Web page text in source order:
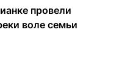
провели
воле семьи